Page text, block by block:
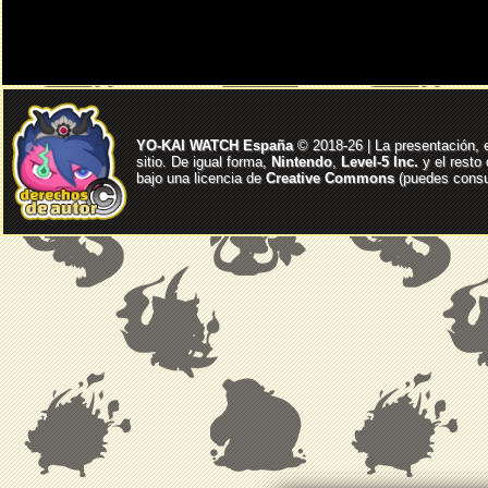
YO-KAI WATCH España© 2018-26 | La presentación,
sitio. De igual forma, Nintendo, Level-5 Inc. y el resto
bajo una licencia deCreative Commons(puedes